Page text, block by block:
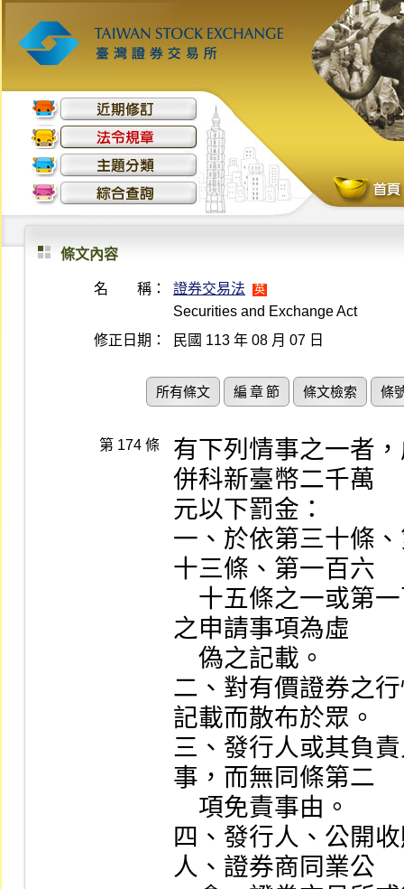
條文內容
名 稱： 證券交易法 英
Securities and Exchange Act
修正日期：
民國 113 年 08 月 07 日
所有條文 編 章 節 條文檢索 條
第 174 條
有下列情事之一者
併科新臺幣二千萬
元以下罰金：
一、於依第三十條
十三條、第一百六
之申請事項為虛
二、對有價證券之
記載而散布於眾。
三、發行人或其負
事，而無同條第二
四、發行人、公開
人、證券商同業公